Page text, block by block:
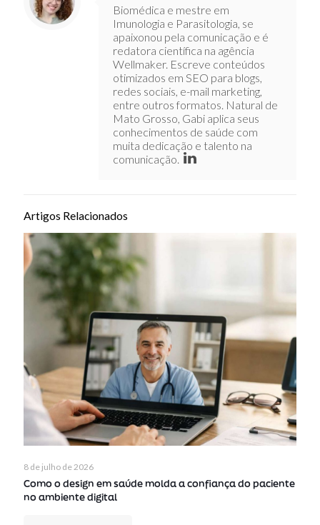
Biomédica e mestre em
Imunologia e Parasitologia, se
apaixonou pela comunicação e é
redatora científica na agência
Wellmaker. Escreve conteúdos
otimizados em SEO para blogs,
redes sociais, e-mail marketing,
entre outros formatos. Natural de
Mato Grosso, Gabi aplica seus
conhecimentos de saúde com
muita dedicação e talento na
comunicação.
Artigos Relacionados
8 de julho de 2026
Como o design em saúde molda a confiança do paciente
no ambiente digital